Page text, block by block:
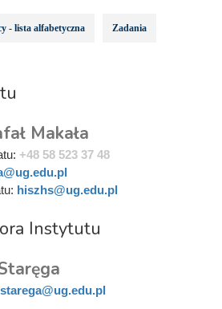
- lista alfabetyczna Zadania
Makała
+48 58 523 37 48
hiszhs@ug.edu.pl
Instytutu